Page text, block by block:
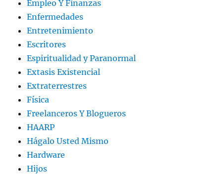
Empleo Y Finanzas
Enfermedades
Entretenimiento
Escritores
Espiritualidad y Paranormal
Extasis Existencial
Extraterrestres
Física
Freelanceros Y Blogueros
HAARP
Hágalo Usted Mismo
Hardware
Hijos